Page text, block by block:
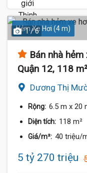
Hẻm Xe Hơi (4 m)
1 / 6
Bán nhà
Quận 12, 118
Dương Thị
Rộng: 6.5 m x 20
Diện tích: 118 m²
Giá/m²: 40 triệu/
5 tỷ 270 triệu